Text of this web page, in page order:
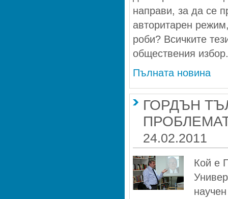
направи, за да се
авторитарен
роби? Всичките
обществения избор.
Пълната новина
ГОРДЪН
24.02.2011
Кой е